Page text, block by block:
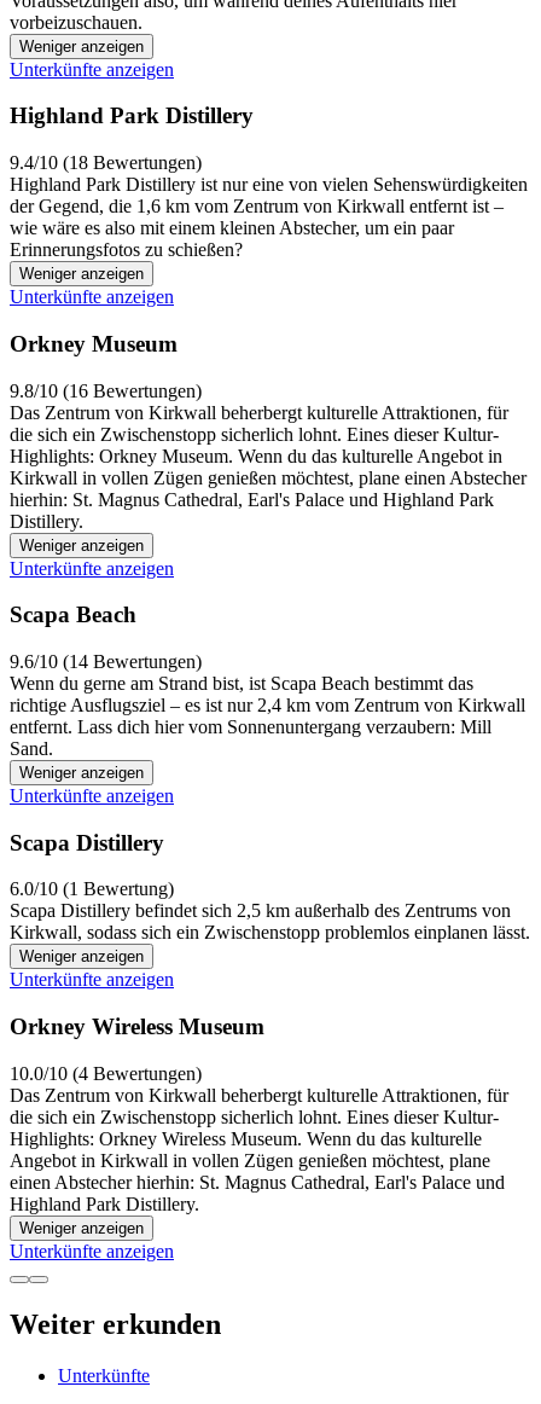
vorbeizuschauen.
Weniger anzeigen
Unterkünfte anzeigen
Highland Park Distillery
9.4/10 (18 Bewertungen)
Highland Park Distillery ist nur eine von vielen Sehenswürdigkeiten
der Gegend, die 1,6 km vom Zentrum von Kirkwall entfernt ist –
wie wäre es also mit einem kleinen Abstecher, um ein paar
Erinnerungsfotos zu schießen?
Weniger anzeigen
Unterkünfte anzeigen
Orkney Museum
9.8/10 (16 Bewertungen)
Das Zentrum von Kirkwall beherbergt kulturelle Attraktionen, für
die sich ein Zwischenstopp sicherlich lohnt. Eines dieser Kultur-
Highlights: Orkney Museum. Wenn du das kulturelle Angebot in
Kirkwall in vollen Zügen genießen möchtest, plane einen Abstecher
hierhin: St. Magnus Cathedral, Earl's Palace und Highland Park
Distillery.
Weniger anzeigen
Unterkünfte anzeigen
Scapa Beach
9.6/10 (14 Bewertungen)
Wenn du gerne am Strand bist, ist Scapa Beach bestimmt das
richtige Ausflugsziel – es ist nur 2,4 km vom Zentrum von Kirkwall
entfernt. Lass dich hier vom Sonnenuntergang verzaubern: Mill
Sand.
Weniger anzeigen
Unterkünfte anzeigen
Scapa Distillery
6.0/10 (1 Bewertung)
Scapa Distillery befindet sich 2,5 km außerhalb des Zentrums von
Kirkwall, sodass sich ein Zwischenstopp problemlos einplanen lässt.
Weniger anzeigen
Unterkünfte anzeigen
Orkney Wireless Museum
10.0/10 (4 Bewertungen)
Das Zentrum von Kirkwall beherbergt kulturelle Attraktionen, für
die sich ein Zwischenstopp sicherlich lohnt. Eines dieser Kultur-
Highlights: Orkney Wireless Museum. Wenn du das kulturelle
Angebot in Kirkwall in vollen Zügen genießen möchtest, plane
einen Abstecher hierhin: St. Magnus Cathedral, Earl's Palace und
Highland Park Distillery.
Weniger anzeigen
Unterkünfte anzeigen
Weiter erkunden
Unterkünfte